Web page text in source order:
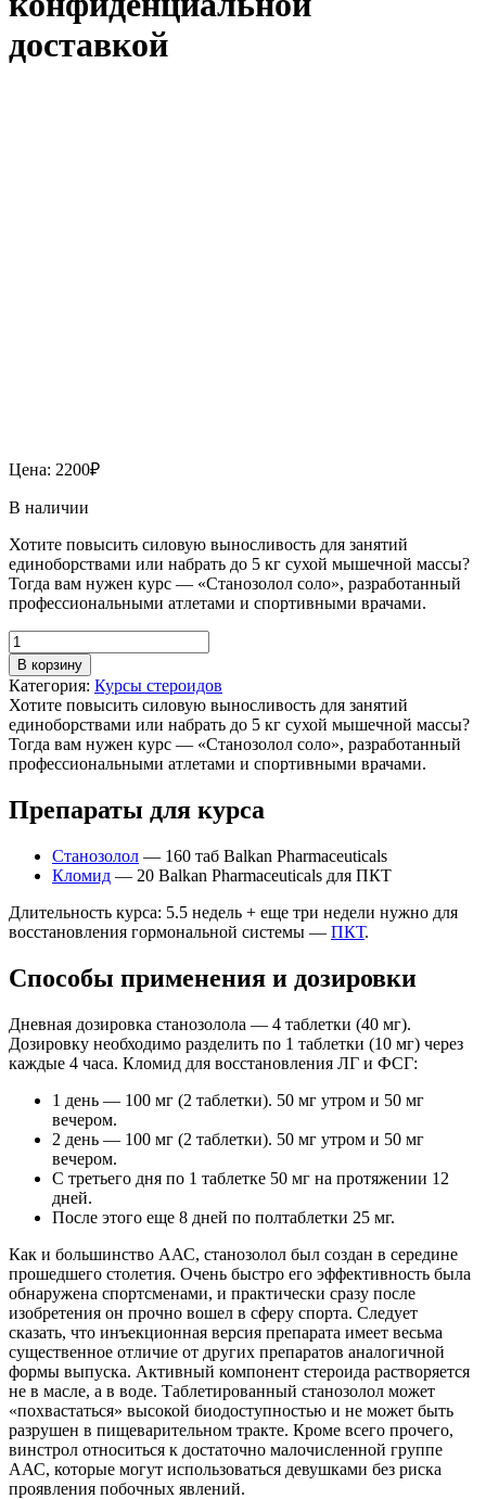
доставкой
Цена: 2200₽
В наличии
Хотите повысить силовую выносливость для занятий
единоборствами или набрать до 5 кг сухой мышечной массы?
Тогда вам нужен курс — «Станозолол соло», разработанный
профессиональными атлетами и спортивными врачами.
В корзину
Категория: Курсы стероидов
Хотите повысить силовую выносливость для занятий
единоборствами или набрать до 5 кг сухой мышечной массы?
Тогда вам нужен курс — «Станозолол соло», разработанный
профессиональными атлетами и спортивными врачами.
Препараты для курса
Станозолол — 160 таб Balkan Pharmaceuticals
Кломид — 20 Balkan Pharmaceuticals для ПКТ
Длительность курса: 5.5 недель + еще три недели нужно для
восстановления гормональной системы — ПКТ.
Способы применения и дозировки
Дневная дозировка станозолола — 4 таблетки (40 мг).
Дозировку необходимо разделить по 1 таблетки (10 мг) через
каждые 4 часа. Кломид для восстановления ЛГ и ФСГ:
1 день — 100 мг (2 таблетки). 50 мг утром и 50 мг
вечером.
2 день — 100 мг (2 таблетки). 50 мг утром и 50 мг
вечером.
С третьего дня по 1 таблетке 50 мг на протяжении 12
дней.
После этого еще 8 дней по полтаблетки 25 мг.
Как и большинство ААС, станозолол был создан в середине
прошедшего столетия. Очень быстро его эффективность была
обнаружена спортсменами, и практически сразу после
изобретения он прочно вошел в сферу спорта. Следует
сказать, что инъекционная версия препарата имеет весьма
существенное отличие от других препаратов аналогичной
формы выпуска. Активный компонент стероида растворяется
не в масле, а в воде. Таблетированный станозолол может
«похвастаться» высокой биодоступностью и не может быть
разрушен в пищеварительном тракте. Кроме всего прочего,
винстрол относиться к достаточно малочисленной группе
ААС, которые могут использоваться девушками без риска
проявления побочных явлений.